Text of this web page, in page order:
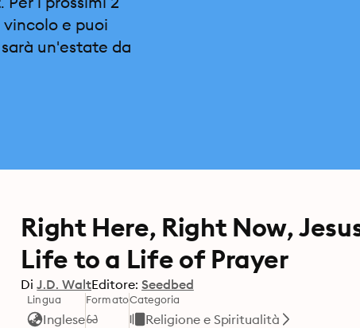
e puoi
un'estate da
Right Here, Right Now,
Life to a Life of Prayer
Di J.D. WaltEditore: Seedbed
Lingua
Inglese
FormatoCategoria
Religione e Spiritualità